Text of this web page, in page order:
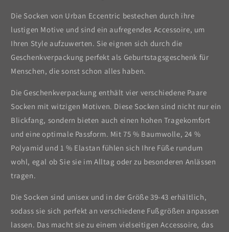
Die Socken von Urban Eccentric bestechen durch ihre
lustigen Motive und sind ein aufregendes Accessoire, um
Ihren Style aufzuwerten. Sie eignen sich durch die
Geschenkverpackung perfekt als Geburtstagsgeschenk für
Menschen, die sonst schon alles haben.
Die Geschenkverpackung enthält vier verschiedene Paare
Socken mit witzigen Motiven. Diese Socken sind nicht nur ein
Blickfang, sondern bieten auch einen hohen Tragekomfort
und eine optimale Passform. Mit 75 % Baumwolle, 24 %
Polyamid und 1 % Elastan fühlen sich Ihre Füße rundum
wohl, egal ob Sie sie im Alltag oder zu besonderen Anlässen
tragen.
Die Socken sind unisex und in der Größe 39-43 erhältlich,
sodass sie sich perfekt an verschiedene Fußgrößen anpassen
lassen. Das macht sie zu einem vielseitigen Accessoire, das